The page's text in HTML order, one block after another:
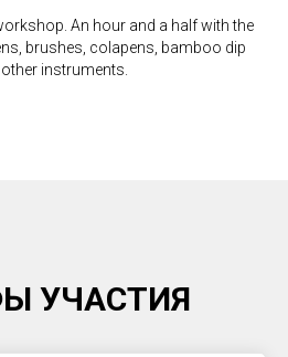
An hour and a half with the
brushes, colapens, bamboo dip
instruments.
УЧАСТИЯ